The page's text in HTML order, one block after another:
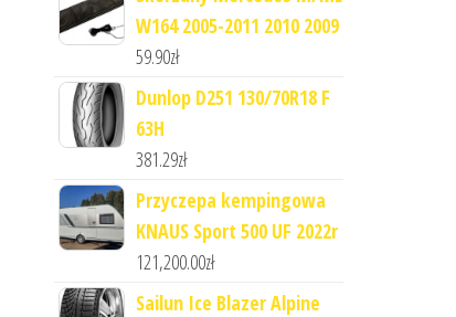
W164 2005-2011 2010 2009
59.90zł
Dunlop D251 130/70R18 F
63H
381.29zł
Przyczepa kempingowa
KNAUS Sport 500 UF 2022r
121,200.00zł
Sailun Ice Blazer Alpine